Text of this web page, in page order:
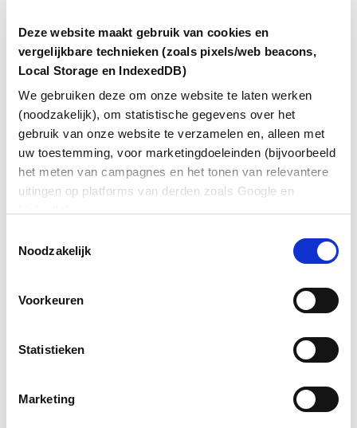
Deze website maakt gebruik van cookies en
vergelijkbare technieken (zoals pixels/web beacons,
Local Storage en IndexedDB)
We gebruiken deze om onze website te laten werken
(noodzakelijk), om statistische gegevens over het
gebruik van onze website te verzamelen en, alleen met
uw toestemming, voor marketingdoeleinden (bijvoorbeeld
het meten van campagnes en het tonen van relevantere
uitingen op platforms van derden zoals Google en
Noodzakelijk
Voorkeuren
Statistieken
Marketing
voelen met de organisatie en met elkaar. Het biedt
medewerkers ruimte om te delen wat ze doen,
bereiken of nodig hebben en stelt anderen in staat
Voor nieuwe collega’s is het bovendien een
laagdrempelig platform om de organisatiecultuur te
leren kennen, praktische informatie te vinden en direct
onderdeel te worden van relevante communities. Of je
nu op afstand werkt of op kantoor: Viva Engage geeft
Om deze inhoud op deze website weer te geven,
Marketingcookies toestaan